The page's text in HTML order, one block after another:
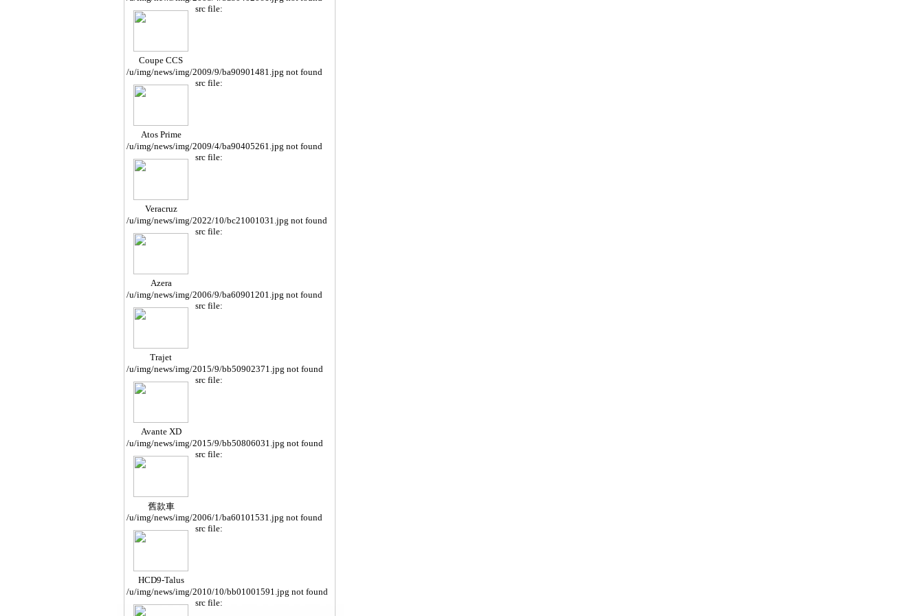
Coupe CCS
src file:
/u/img/news/img/2009/9/ba90901481.jpg not found
Atos Prime
src file:
/u/img/news/img/2009/4/ba90405261.jpg not found
Veracruz
src file:
/u/img/news/img/2022/10/bc21001031.jpg not found
Azera
src file:
/u/img/news/img/2006/9/ba60901201.jpg not found
Trajet
src file:
/u/img/news/img/2015/9/bb50902371.jpg not found
Avante XD
src file:
/u/img/news/img/2015/9/bb50806031.jpg not found
舊款車
src file:
/u/img/news/img/2006/1/ba60101531.jpg not found
HCD9-Talus
src file:
/u/img/news/img/2010/10/bb01001591.jpg not found
src file: